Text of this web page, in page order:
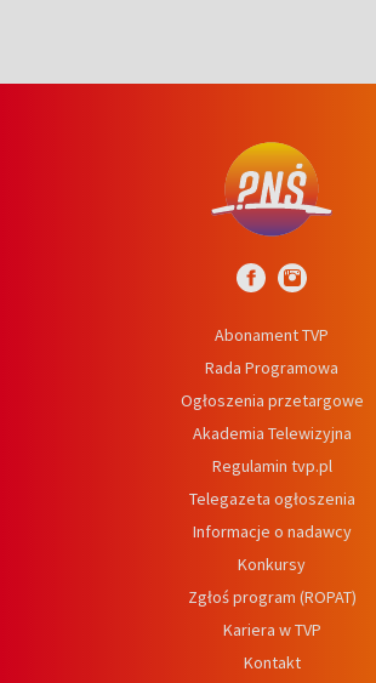
Abonament TVP
Rada Programowa
Ogłoszenia przetargowe
Akademia Telewizyjna
Regulamin tvp.pl
Telegazeta ogłoszenia
Informacje o nadawcy
Konkursy
Zgłoś program (ROPAT)
Kariera w TVP
Kontakt